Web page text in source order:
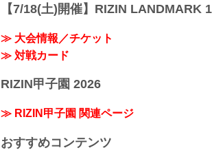
【7/18(土)開催】RIZIN LANDMARK
≫ 大会情報／チケット
≫ 対戦カード
RIZIN甲子園 2026
≫ RIZIN甲子園 関連ページ
おすすめコンテンツ